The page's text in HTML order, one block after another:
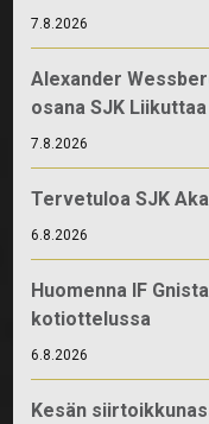
7.8.2026
Alexander
osana SJK
7.8.2026
Tervetuloa SJK
6.8.2026
Huomenna IF
kotiottelussa
6.8.2026
Kesän